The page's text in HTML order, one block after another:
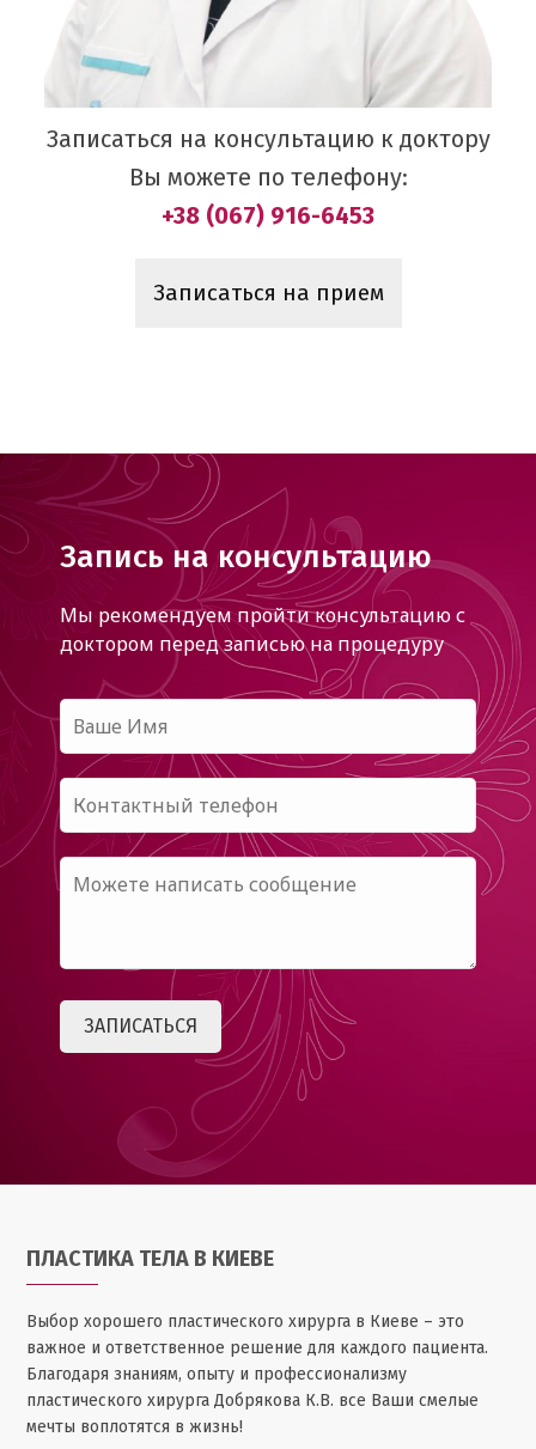
Записаться на консультацию к доктору
Вы можете по телефону:
+38 (067) 916-6453
Записаться на прием
Запись на консультацию
Мы рекомендуем пройти консультацию с
доктором перед записью на процедуру
ПЛАСТИКА ТЕЛА В КИЕВЕ
Выбор хорошего пластического хирурга в Киеве – это
важное и ответственное решение для каждого пациента.
Благодаря знаниям, опыту и профессионализму
пластического хирурга Добрякова К.В. все Ваши смелые
мечты воплотятся в жизнь!